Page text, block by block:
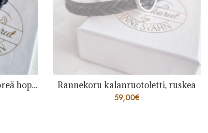
Rannekoru musta, puolipyöreä hopeaosilla
Rannekoru kalanruotoletti, ruskea
59,00€